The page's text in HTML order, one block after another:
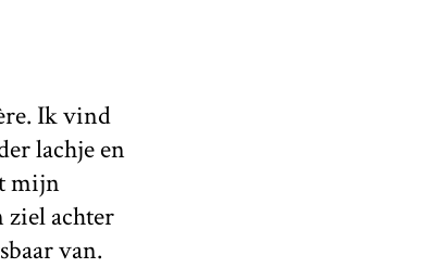
Ik vind
lachje en
mijn
ziel achter
van.